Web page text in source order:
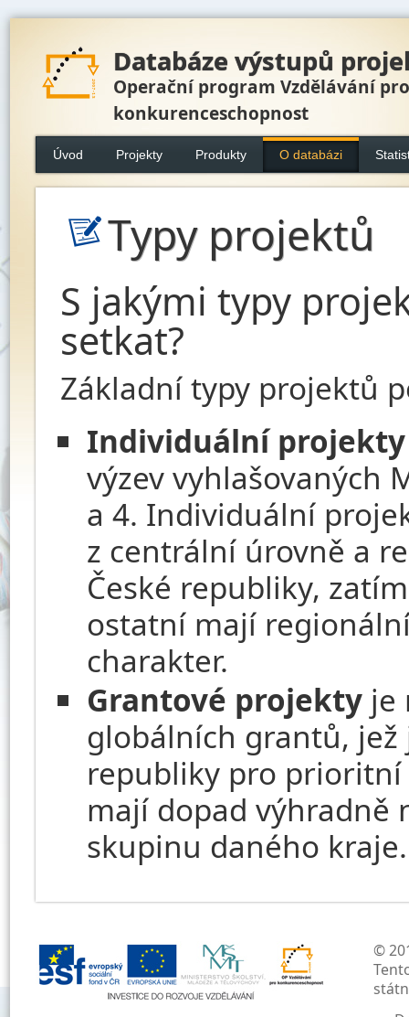
Databáze výstupů
Operační program Vzdělávání pro
konkurenceschopnost
Úvod Projekty Produkty O databázi
Typy projektů
S jakými typy
setkat?
Základní typy projektů
Individuální projekty
výzev vyhlašovaných
a 4. Individuální
z centrální úrovně a
České republiky,
ostatní mají
charakter.
Grantové projekty je
globálních grantů, jež
republiky pro prioritní
mají dopad výhradně
skupinu daného kraje.
©